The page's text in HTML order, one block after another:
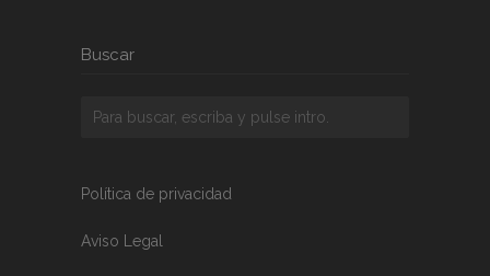
Buscar
Política de privacidad
Aviso Legal